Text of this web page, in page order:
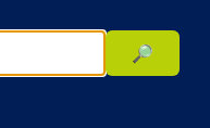
🔎